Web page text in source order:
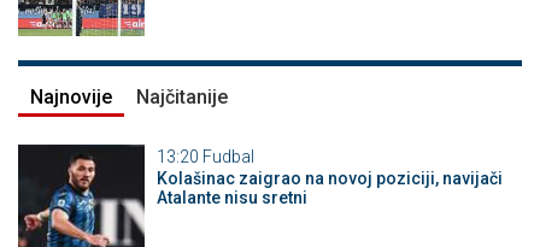
Najnovije Najčitanije
13:20 Fudbal
Kolašinac zaigrao na novoj poziciji, navijači
Atalante nisu sretni